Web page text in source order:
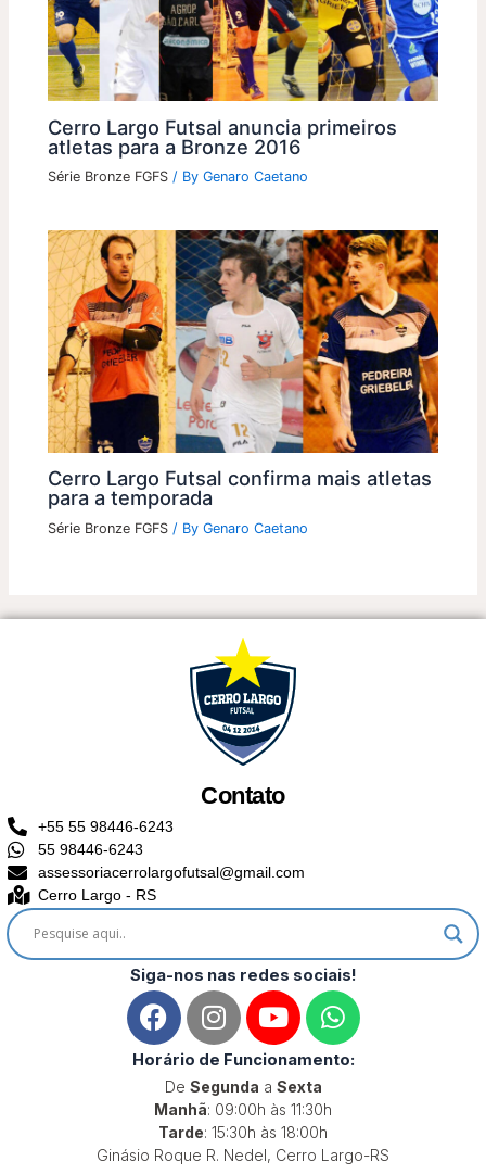
Cerro Largo Futsal anuncia primeiros
atletas para a Bronze 2016
Série Bronze FGFS / ByGenaro Caetano
Cerro Largo Futsal confirma mais atletas
para a temporada
Série Bronze FGFS / ByGenaro Caetano
Contato
+55 55 98446-6243
55 98446-6243
assessoriacerrolargofutsal@gmail.com
Cerro Largo - RS
Siga-nos nas redes sociais!
F
a
c
e
b
o
o
I
n
s
t
a
g
r
Y
o
u
t
u
b
e
W
h
a
p
Horário de Funcionamento:
De Segunda a Sexta
Manhã: 09:00h às 11:30h
Tarde: 15:30h às 18:00h
Ginásio Roque R. Nedel, Cerro Largo-RS